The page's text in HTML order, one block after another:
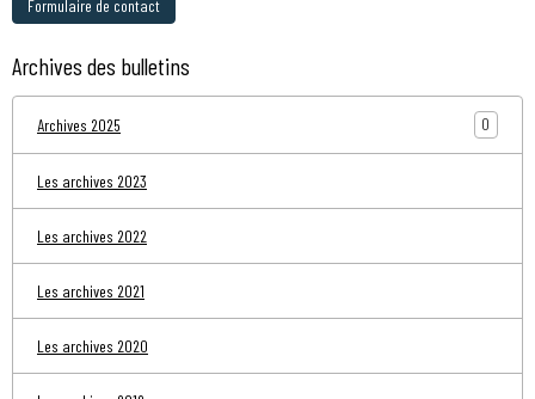
Formulaire de contact
Archives des bulletins
Archives 2025 0
Les archives 2023
Les archives 2022
Les archives 2021
Les archives 2020